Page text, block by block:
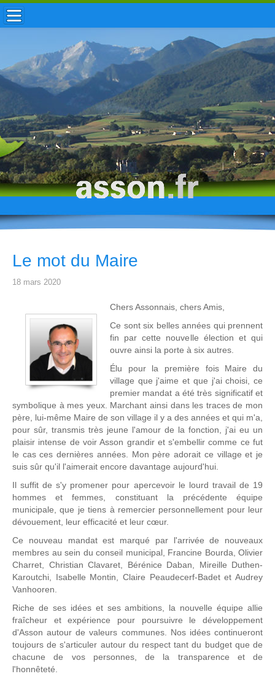
ACCUEIL / INFOS
MUNICIPALITÉ
VIE LOCALE
ENFANCE
TOURISME
HISTOIRE
Le mot du Maire
18 mars 2020
Chers Assonnais, chers Amis,
Ce sont six belles années qui prennent
fin par cette nouvelle élection et qui
ouvre ainsi la porte à six autres.
Élu pour la première fois Maire du
village que j'aime et que j'ai choisi, ce
premier mandat a été très significatif et
symbolique à mes yeux. Marchant ainsi dans les traces de mon
père, lui-même Maire de son village il y a des années et qui m'a,
pour sûr, transmis très jeune l'amour de la fonction, j'ai eu un
plaisir intense de voir Asson grandir et s'embellir comme ce fut
le cas ces dernières années. Mon père adorait ce village et je
suis sûr qu'il l'aimerait encore davantage aujourd'hui.
Il suffit de s'y promener pour apercevoir le lourd travail de 19
hommes et femmes, constituant la précédente équipe
municipale, que je tiens à remercier personnellement pour leur
dévouement, leur efficacité et leur cœur.
Ce nouveau mandat est marqué par l'arrivée de nouveaux
membres au sein du conseil municipal, Francine Bourda, Olivier
Charret, Christian Clavaret, Bérénice Daban, Mireille Duthen-
Karoutchi, Isabelle Montin, Claire Peaudecerf-Badet et Audrey
Vanhooren.
Riche de ses idées et ses ambitions, la nouvelle équipe allie
fraîcheur et expérience pour poursuivre le développement
d'Asson autour de valeurs communes. Nos idées continueront
toujours de s'articuler autour du respect tant du budget que de
chacune de vos personnes, de la transparence et de
l'honnêteté.